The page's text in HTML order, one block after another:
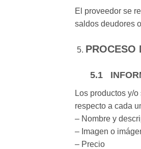
El proveedor se
saldos deudores
PROCESO
5.1
Los productos y/
respecto a cada
– Nombre y
– Imagen o
– Precio